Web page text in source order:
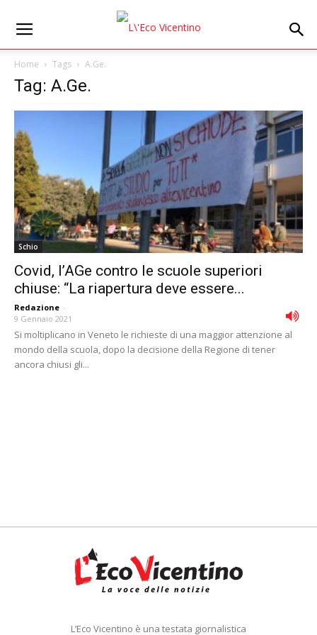
Home Tags A.Ge.
Tag: A.Ge.
Schio
Covid, l’AGe contro le scuole superiori
chiuse: “La riapertura deve essere...
Redazione -
9 Gennaio 2021
Si moltiplicano in Veneto le richieste di una maggior attenzione al
mondo della scuola, dopo la decisione della Regione di tener
ancora chiusi gli...
L’Eco Vicentino è una testata giornalistica